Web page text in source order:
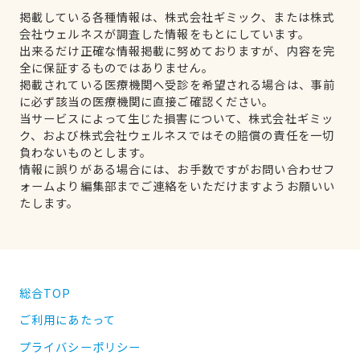
掲載している各種情報は、株式会社ギミック、または株式
会社ウェルネスが調査した情報をもとにしています。
出来るだけ正確な情報掲載に努めておりますが、内容を完
全に保証するものではありません。
掲載されている医療機関へ受診を希望される場合は、事前
に必ず該当の医療機関に直接ご確認ください。
当サービスによって生じた損害について、株式会社ギミッ
ク、および株式会社ウェルネスではその賠償の責任を一切
負わないものとします。
情報に誤りがある場合には、お手数ですがお問い合わせフ
ォームより編集部までご連絡をいただけますようお願いい
たします。
総合TOP
ご利用にあたって
プライバシーポリシー